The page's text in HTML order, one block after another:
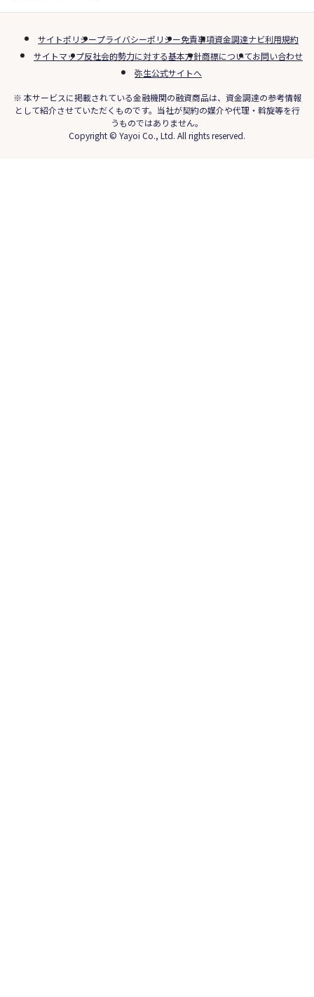
サイトポリシープライバシーポリシー免責事項資金調達ナビ利用規約
サイトマップ反社会的勢力に対する基本方針商標についてお問い合わせ
弥生公式サイトへ
※ 本サービスに掲載されている金融機関の融資商品は、資金調達の参考情報
として紹介させていただくものです。当社が契約の媒介や代理・斡旋等を行
うものではありません。
Copyright © Yayoi Co., Ltd. All rights reserved.